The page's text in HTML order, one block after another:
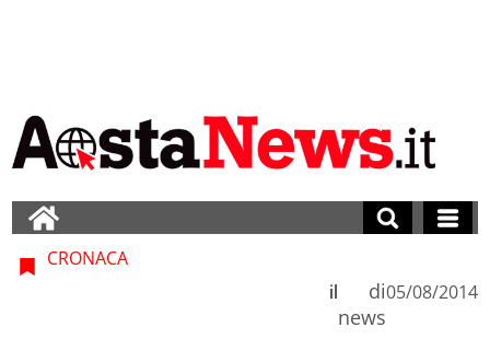
CRONACA
di
news
il 05/08/2014